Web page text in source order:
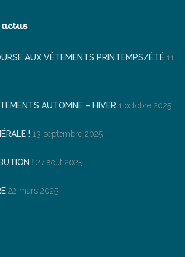
AUX VÊTEMENTS PRINTEMPS/ÉTÉ 11
AUTOMNE – HIVER 1 octobre 2025
! 13 septembre 2025
! 27 août 2025
22 mars 2025